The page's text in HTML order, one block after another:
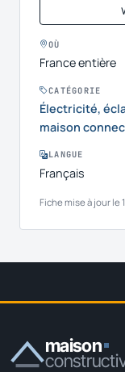
OÙ
France entière
CATÉGORIE
Électricité,
maison
LANGUE
Français
Fiche mise à jour le
maison